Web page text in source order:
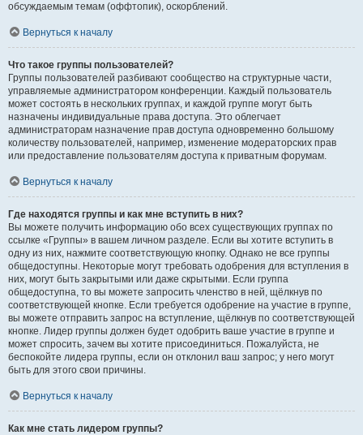
обсуждаемым темам (оффтопик), оскорблений.
Вернуться к началу
Что такое группы пользователей?
Группы пользователей разбивают сообщество на структурные части,
управляемые администратором конференции. Каждый пользователь
может состоять в нескольких группах, и каждой группе могут быть
назначены индивидуальные права доступа. Это облегчает
администраторам назначение прав доступа одновременно большому
количеству пользователей, например, изменение модераторских прав
или предоставление пользователям доступа к приватным форумам.
Вернуться к началу
Где находятся группы и как мне вступить в них?
Вы можете получить информацию обо всех существующих группах по
ссылке «Группы» в вашем личном разделе. Если вы хотите вступить в
одну из них, нажмите соответствующую кнопку. Однако не все группы
общедоступны. Некоторые могут требовать одобрения для вступления в
них, могут быть закрытыми или даже скрытыми. Если группа
общедоступна, то вы можете запросить членство в ней, щёлкнув по
соответствующей кнопке. Если требуется одобрение на участие в группе,
вы можете отправить запрос на вступление, щёлкнув по соответствующей
кнопке. Лидер группы должен будет одобрить ваше участие в группе и
может спросить, зачем вы хотите присоединиться. Пожалуйста, не
беспокойте лидера группы, если он отклонил ваш запрос; у него могут
быть для этого свои причины.
Вернуться к началу
Как мне стать лидером группы?